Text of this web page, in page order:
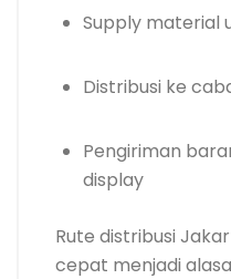
Supply material
Distribusi ke
Pengiriman
display
Rute distribusi
cepat menjadi